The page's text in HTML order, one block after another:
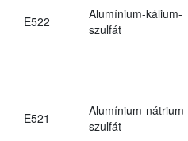
E522
Alumínium-kálium-
szulfát
E521
Alumínium-nátrium-
szulfát